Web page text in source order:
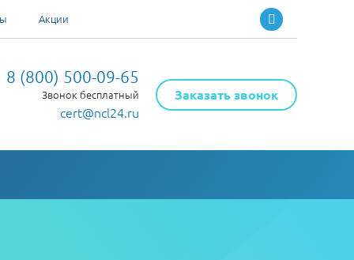
Акции
8 (800) 500-09-65
Звонок бесплатный
cert@ncl24.ru
Заказать звонок